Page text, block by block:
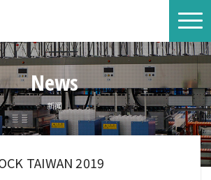
News
新闻
TAIWAN 2019